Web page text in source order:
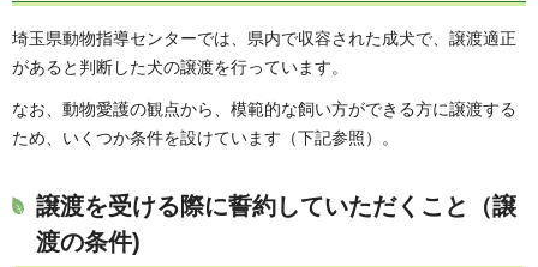
埼玉県動物指導センターでは、県内で収容された成犬で、譲渡適正
があると判断した犬の譲渡を行っています。
なお、動物愛護の観点から、模範的な飼い方ができる方に譲渡する
ため、いくつか条件を設けています（下記参照）。
譲渡を受ける際に誓約していただくこと（譲
渡の条件)